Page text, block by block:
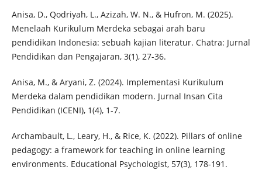
Anisa, D., Qodriyah, L., Azizah, W. N., & Hufron, M. (2025).
Menelaah Kurikulum Merdeka sebagai arah baru
pendidikan Indonesia: sebuah kajian literatur. Chatra: Jurnal
Pendidikan dan Pengajaran, 3(1), 27-36.
Anisa, M., & Aryani, Z. (2024). Implementasi Kurikulum
Merdeka dalam pendidikan modern. Jurnal Insan Cita
Pendidikan (ICENI), 1(4), 1-7.
Archambault, L., Leary, H., & Rice, K. (2022). Pillars of online
pedagogy: a framework for teaching in online learning
environments. Educational Psychologist, 57(3), 178-191.